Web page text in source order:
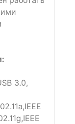
3.0,